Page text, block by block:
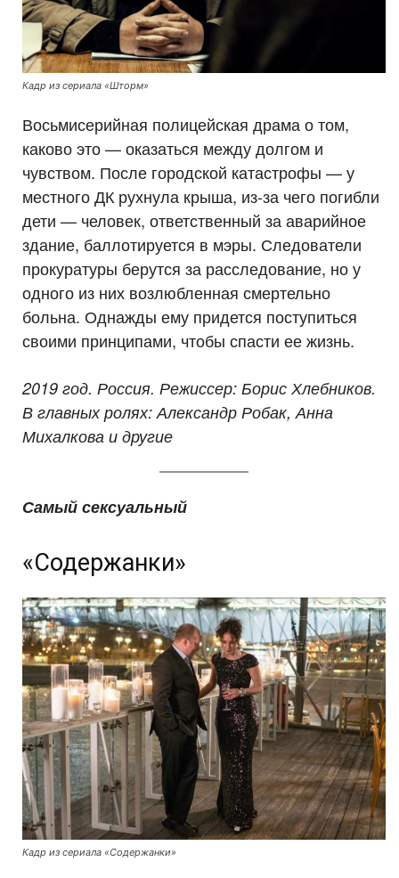
Кадр из сериала «Шторм»
Восьмисерийная полицейская драма о том,
каково это — оказаться между долгом и
чувством. После городской катастрофы — у
местного ДК рухнула крыша, из-за чего погибли
дети — человек, ответственный за аварийное
здание, баллотируется в мэры. Следователи
прокуратуры берутся за расследование, но у
одного из них возлюбленная смертельно
больна. Однажды ему придется поступиться
своими принципами, чтобы спасти ее жизнь.
2019 год. Россия. Режиссер: Борис Хлебников.
В главных ролях: Александр Робак, Анна
Михалкова и другие
Самый сексуальный
«Содержанки»
Кадр из сериала «Содержанки»